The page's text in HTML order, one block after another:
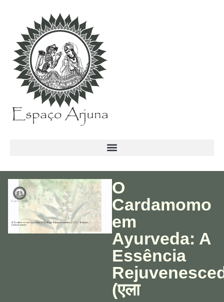
O
Cardamomo
em
Ayurveda: A
Essência
(एला